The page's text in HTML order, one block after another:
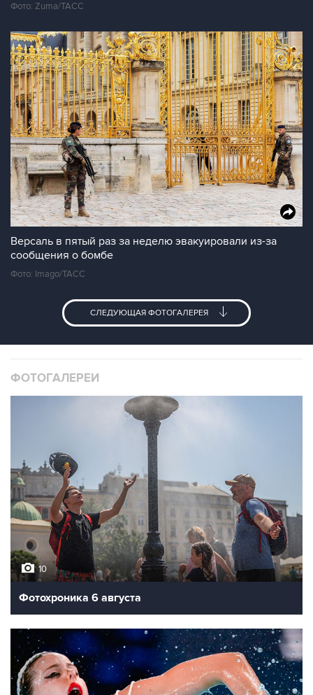
Фото: Zuma/ТАСС
Версаль в пятый раз за неделю эвакуировали из-за
сообщения о бомбе
Фото: Imago/ТАСС
СЛЕДУЮЩАЯ ФОТОГАЛЕРЕЯ
ФОТОГАЛЕРЕИ
10
Фотохроника 6 августа